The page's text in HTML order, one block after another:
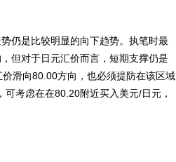
仍是比较明显的向下趋势。执笔时最
但对于日元汇价而言，短期支撑仍是
滑向80.00方向，也必须提防在该区域
考虑在在80.20附近买入美元/日元，